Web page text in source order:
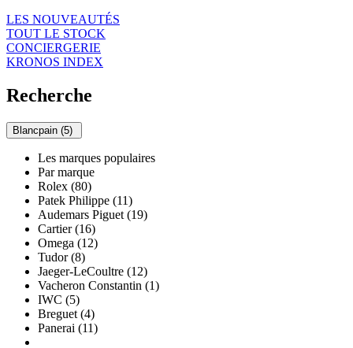
LES NOUVEAUTÉS
TOUT LE STOCK
CONCIERGERIE
KRONOS INDEX
Recherche
Blancpain (5)
Les marques populaires
Par marque
Rolex (80)
Patek Philippe (11)
Audemars Piguet (19)
Cartier (16)
Omega (12)
Tudor (8)
Jaeger-LeCoultre (12)
Vacheron Constantin (1)
IWC (5)
Breguet (4)
Panerai (11)